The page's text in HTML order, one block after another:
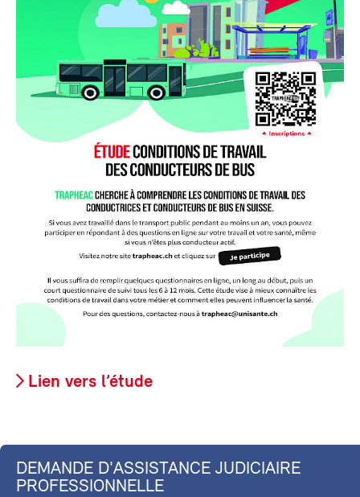
Lien vers l’étude
DEMANDE D'ASSISTANCE JUDICIAIRE
PROFESSIONNELLE